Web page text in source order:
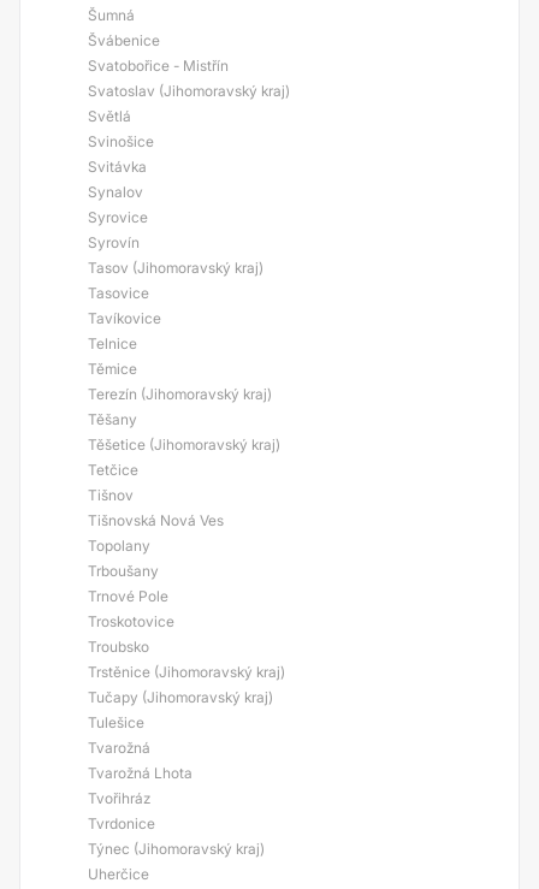
Šumná
Švábenice
Svatobořice - Mistřín
Svatoslav (Jihomoravský kraj)
Světlá
Svinošice
Svitávka
Synalov
Syrovice
Syrovín
Tasov (Jihomoravský kraj)
Tasovice
Tavíkovice
Telnice
Těmice
Terezín (Jihomoravský kraj)
Těšany
Těšetice (Jihomoravský kraj)
Tetčice
Tišnov
Tišnovská Nová Ves
Topolany
Trboušany
Trnové Pole
Troskotovice
Troubsko
Trstěnice (Jihomoravský kraj)
Tučapy (Jihomoravský kraj)
Tulešice
Tvarožná
Tvarožná Lhota
Tvořihráz
Tvrdonice
Týnec (Jihomoravský kraj)
Uherčice